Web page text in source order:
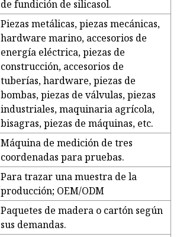
de fundición de silicasol.
Piezas metálicas, piezas mecánicas,
hardware marino, accesorios de
energía eléctrica, piezas de
construcción, accesorios de
tuberías, hardware, piezas de
bombas, piezas de válvulas, piezas
industriales, maquinaria agrícola,
bisagras, piezas de máquinas, etc.
Máquina de medición de tres
coordenadas para pruebas.
Para trazar una muestra de la
producción; OEM/ODM
Paquetes de madera o cartón según
sus demandas.